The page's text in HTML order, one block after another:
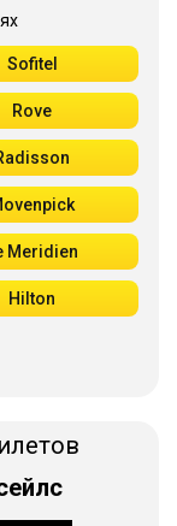
Sofitel
Rove
Meridien
Hilton